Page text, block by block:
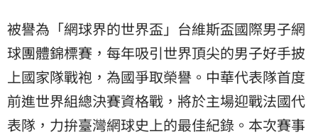
被譽為「網球界的世界盃」台維斯盃國際男子網
球團體錦標賽，每年吸引世界頂尖的男子好手披
上國家隊戰袍，為國爭取榮譽。中華代表隊首度
前進世界組總決賽資格戰，將於主場迎戰法國代
表隊，力拚臺灣網球史上的最佳紀錄。本次賽事